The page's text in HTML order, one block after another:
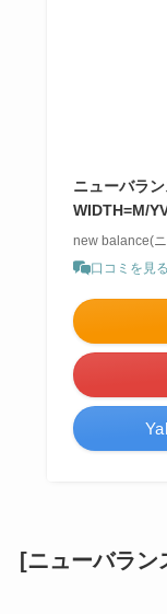
ニューバラ
WIDTH=M/
new balance(
口コミを見る
[ニューバラ